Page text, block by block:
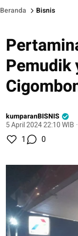
Beranda Bisnis
Pemudik
kumparanBISNIS
5 April 2024 22:10 WIB ·
1 0